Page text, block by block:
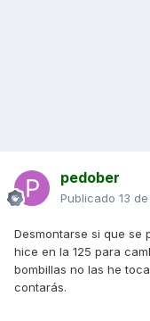
pedober
Publicado 13
Desmontarse si que se
hice en la 125 para
bombillas no las he
contarás.